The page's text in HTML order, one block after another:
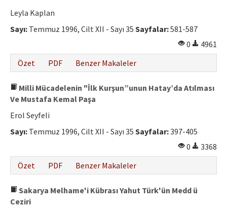
Leyla Kaplan
Sayı: Temmuz 1996, Cilt XII - Sayı 35 Sayfalar:581-587
0
4961
Özet
PDF Benzer Makaleler
Milli Mücadelenin "İlk Kurşun”unun Hatay’da Atılması
Ve Mustafa Kemal Paşa
Erol Seyfeli
Sayı: Temmuz 1996, Cilt XII - Sayı 35 Sayfalar:397-405
0
3368
Özet
PDF Benzer Makaleler
Sakarya Melhame'i Kübrası Yahut Türk'ün Medd ü
Ceziri